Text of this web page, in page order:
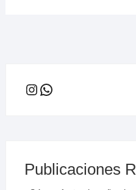
Instagram
WhatsApp
Publicaciones